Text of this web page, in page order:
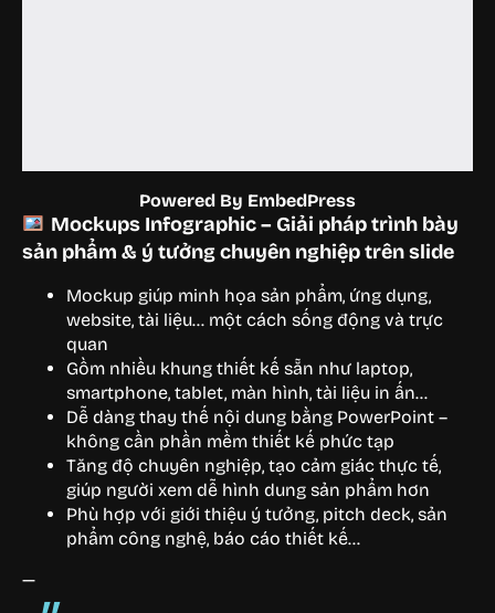
Powered By EmbedPress
Mockups Infographic – Giải pháp trình bày
sản phẩm & ý tưởng chuyên nghiệp trên slide
Mockup giúp minh họa sản phẩm, ứng dụng,
website, tài liệu… một cách sống động và trực
quan
Gồm nhiều khung thiết kế sẵn như laptop,
smartphone, tablet, màn hình, tài liệu in ấn…
Dễ dàng thay thế nội dung bằng PowerPoint –
không cần phần mềm thiết kế phức tạp
Tăng độ chuyên nghiệp, tạo cảm giác thực tế,
giúp người xem dễ hình dung sản phẩm hơn
Phù hợp với giới thiệu ý tưởng, pitch deck, sản
phẩm công nghệ, báo cáo thiết kế…
—